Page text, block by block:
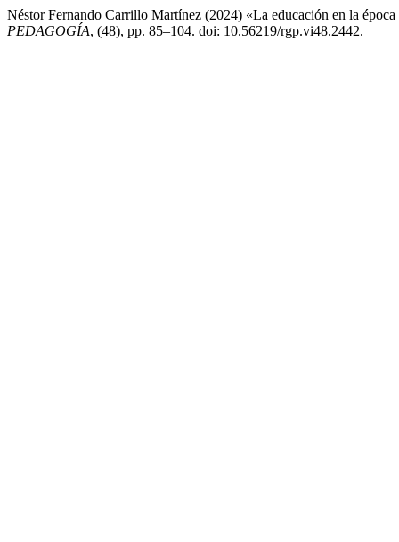
Néstor Fernando Carrillo Martínez (2024) «La educación en la
PEDAGOGÍA, (48), pp. 85–104. doi: 10.56219/rgp.vi48.2442.